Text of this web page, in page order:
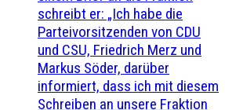
schreibt er: „Ich habe die
Parteivorsitzenden von CDU
und CSU, Friedrich Merz und
Markus Söder, darüber
informiert, dass ich mit diesem
Schreiben an unsere Fraktion